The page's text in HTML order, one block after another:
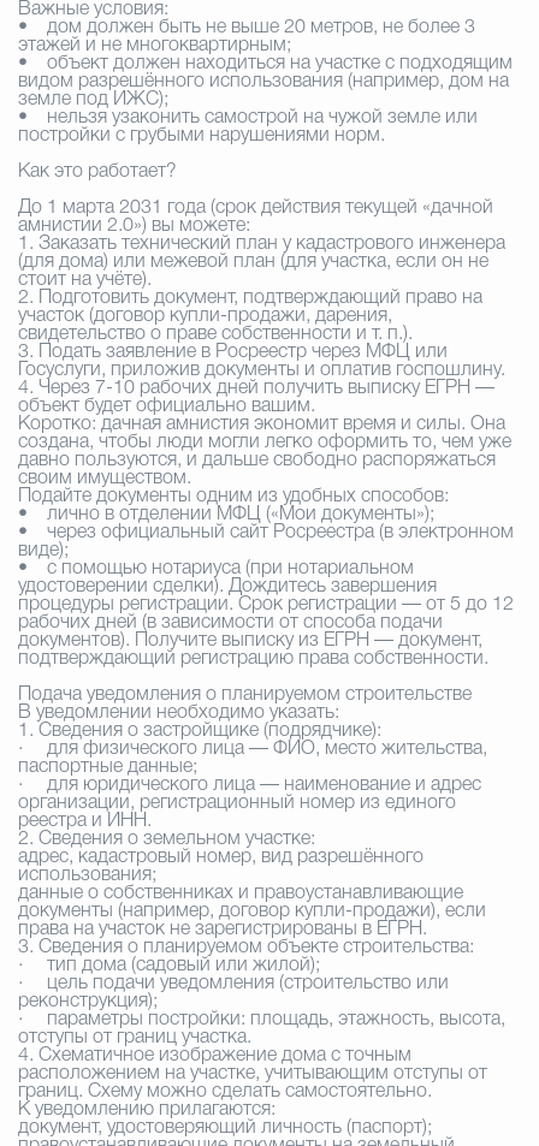
Важные условия:
• дом должен быть не выше 20 метров, не более 3
этажей и не многоквартирным;
• объект должен находиться на участке с подходящим
видом разрешённого использования (например, дом на
земле под ИЖС);
• нельзя узаконить самострой на чужой земле или
постройки с грубыми нарушениями норм.
Как это работает?
До 1 марта 2031 года (срок действия текущей «дачной
амнистии 2.0») вы можете:
1. Заказать технический план у кадастрового инженера
(для дома) или межевой план (для участка, если он не
стоит на учёте).
2. Подготовить документ, подтверждающий право на
участок (договор купли-продажи, дарения,
свидетельство о праве собственности и т. п.).
3. Подать заявление в Росреестр через МФЦ или
Госуслуги, приложив документы и оплатив госпошлину.
4. Через 7-10 рабочих дней получить выписку ЕГРН —
объект будет официально вашим.
Коротко: дачная амнистия экономит время и силы. Она
создана, чтобы люди могли легко оформить то, чем уже
давно пользуются, и дальше свободно распоряжаться
своим имуществом.
Подайте документы одним из удобных способов:
• лично в отделении МФЦ («Мои документы»);
• через официальный сайт Росреестра (в электронном
виде);
• с помощью нотариуса (при нотариальном
удостоверении сделки). Дождитесь завершения
процедуры регистрации. Срок регистрации — от 5 до 12
рабочих дней (в зависимости от способа подачи
документов). Получите выписку из ЕГРН — документ,
подтверждающий регистрацию права собственности.
Подача уведомления о планируемом строительстве
В уведомлении необходимо указать:
1. Сведения о застройщике (подрядчике):
·
для физического лица — ФИО, место жительства,
паспортные данные;
·
для юридического лица — наименование и адрес
организации, регистрационный номер из единого
реестра и ИНН.
2. Сведения о земельном участке:
адрес, кадастровый номер, вид разрешённого
использования;
данные о собственниках и правоустанавливающие
документы (например, договор купли-продажи), если
права на участок не зарегистрированы в ЕГРН.
3. Сведения о планируемом объекте строительства:
·
тип дома (садовый или жилой);
·
цель подачи уведомления (строительство или
реконструкция);
·
параметры постройки: площадь, этажность, высота,
отступы от границ участка.
4. Схематичное изображение дома с точным
расположением на участке, учитывающим отступы от
границ. Схему можно сделать самостоятельно.
К уведомлению прилагаются:
документ, удостоверяющий личность (паспорт);